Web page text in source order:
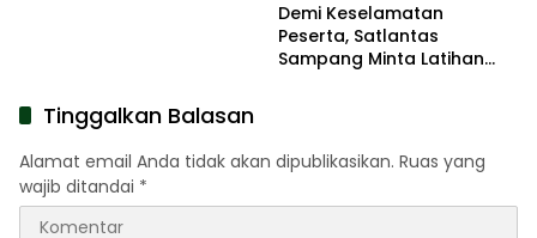
Demi Keselamatan
Peserta, Satlantas
Sampang Minta Latihan
Tinggalkan Balasan
Alamat email Anda tidak akan dipublikasikan. Ruas yang
wajib ditandai *